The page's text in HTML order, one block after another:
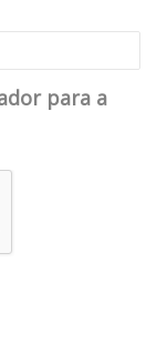
para a